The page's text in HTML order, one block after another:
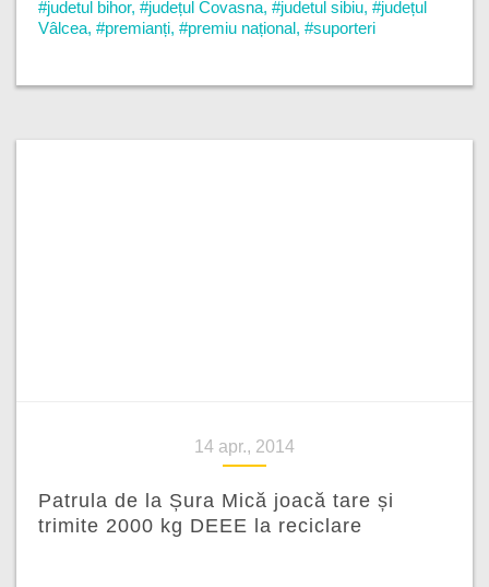
#judetul bihor, #județul Covasna, #judetul sibiu, #județul
Vâlcea, #premianți, #premiu național, #suporteri
14 apr., 2014
Patrula de la Șura Mică joacă tare și
trimite 2000 kg DEEE la reciclare